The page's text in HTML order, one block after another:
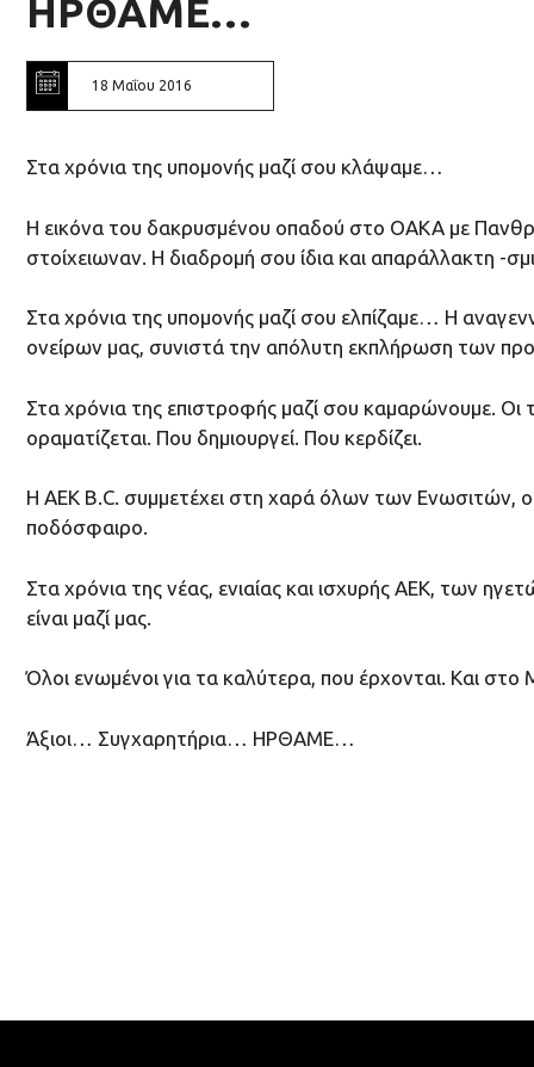
ΗΡΘΑΜΕ…
18 Μαΐου 2016
Στα χρόνια της υπομονής μαζί σου κλάψαμε…
Η εικόνα του δακρυσμένου οπαδού στο ΟΑΚΑ με
στοίχειωναν. Η διαδρομή σου ίδια και απαράλλακτη -
Στα χρόνια της υπομονής μαζί σου ελπίζαμε… Η
ονείρων μας, συνιστά την απόλυτη εκπλήρωση των
Στα χρόνια της επιστροφής μαζί σου καμαρώνουμε. Οι
οραματίζεται. Που δημιουργεί. Που κερδίζει.
Η ΑΕΚ Β.C. συμμετέχει στη χαρά όλων των Ενωσιτών,
ποδόσφαιρο.
Στα χρόνια της νέας, ενιαίας και ισχυρής ΑΕΚ, των
είναι μαζί μας.
Όλοι ενωμένοι για τα καλύτερα, που έρχονται. Και στο
Άξιοι… Συγχαρητήρια… ΗΡΘΑΜΕ…